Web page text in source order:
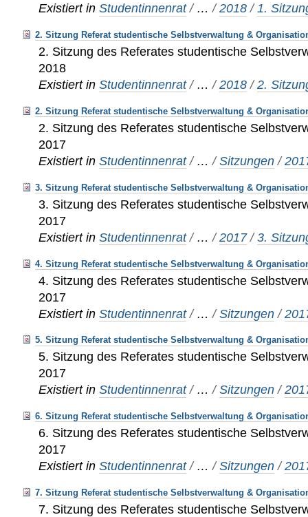
Existiert in Studentinnenrat / …/2018 /1.
2. Sitzung Referat studentische Selbstverwaltung &
2. Sitzung des Referates studentische
2018
Existiert in Studentinnenrat / …/2018 /2.
2. Sitzung Referat studentische Selbstverwaltung &
2. Sitzung des Referates studentische
2017
Existiert in Studentinnenrat / …/Sitzungen /
3. Sitzung Referat studentische Selbstverwaltung &
3. Sitzung des Referates studentische
2017
Existiert in Studentinnenrat / …/2017 /3.
4. Sitzung Referat studentische Selbstverwaltung &
4. Sitzung des Referates studentische
2017
Existiert in Studentinnenrat / …/Sitzungen /
5. Sitzung Referat studentische Selbstverwaltung &
5. Sitzung des Referates studentische
2017
Existiert in Studentinnenrat / …/Sitzungen /
6. Sitzung Referat studentische Selbstverwaltung &
6. Sitzung des Referates studentische
2017
Existiert in Studentinnenrat / …/Sitzungen /
7. Sitzung Referat studentische Selbstverwaltung &
7. Sitzung des Referates studentische